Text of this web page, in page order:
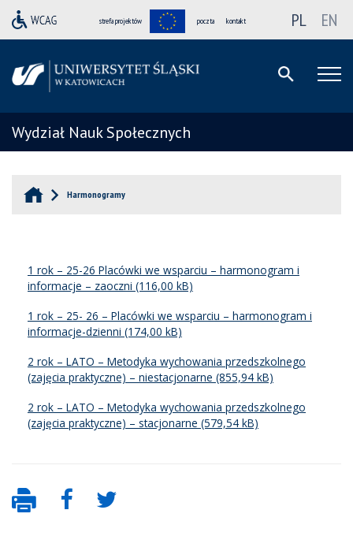
strefa projektów poczta kontakt PL EN
Wydział Nauk Społecznych
Harmonogramy
1 rok – 25-26 Placówki we wsparciu – harmonogram i
informacje – zaoczni
1 rok – 25- 26 – Placówki we wsparciu – harmonogram i
informacje-dzienni
2 rok – LATO – Metodyka wychowania przedszkolnego
(zajęcia praktyczne) – niestacjonarne
2 rok – LATO – Metodyka wychowania przedszkolnego
(zajęcia praktyczne) – stacjonarne